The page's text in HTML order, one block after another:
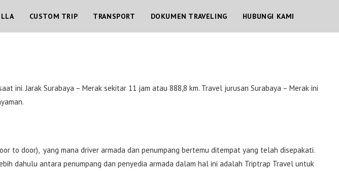
CUSTOM TRIP TRANSPORT DOKUMEN TRAVELING HUBUNGI KAMI
ini. Jarak Surabaya – Merak sekitar 11 jam atau 888,8 km. Travel jurusan Surabaya – Merak ini
to door), yang mana driver armada dan penumpang bertemu ditempat yang telah disepakati.
dahulu antara penumpang dan penyedia armada dalam hal ini adalah Triptrap Travel untuk